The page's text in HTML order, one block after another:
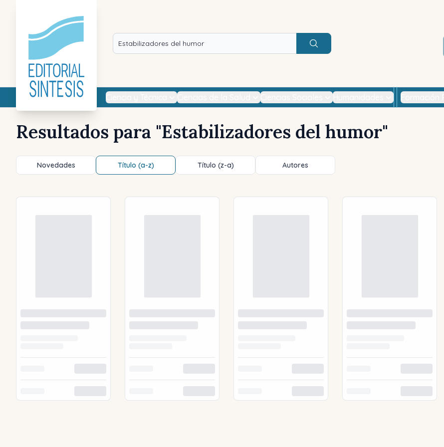
Buscar
Resultados para "Estabilizadores del humor"
Novedades Título (a-z) Título (z-a) Autores